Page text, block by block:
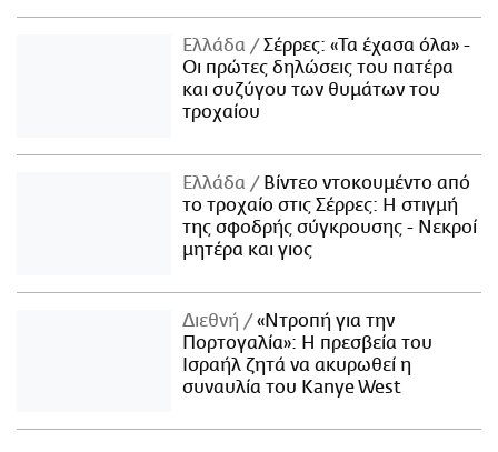
Ελλάδα
Σέρρες: «Τα έχασα όλα» -
Οι πρώτες δηλώσεις του πατέρα
και συζύγου των θυμάτων του
τροχαίου
Ελλάδα
Βίντεο ντοκουμέντο από
το τροχαίο στις Σέρρες: Η στιγμή
της σφοδρής σύγκρουσης - Νεκροί
μητέρα και γιος
Διεθνή
«Ντροπή για την
Πορτογαλία»: Η πρεσβεία του
Ισραήλ ζητά να ακυρωθεί η
συναυλία του Kanye West